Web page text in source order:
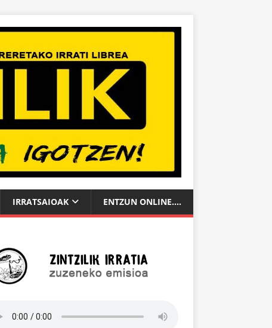
IRRATSAIOAK ENTZUN ONLINE….